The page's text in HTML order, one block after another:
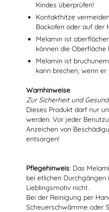
Kindes überprüfen!
Kontakthitze
Backofen oder auf der
Melamin ist
können die Oberfläche
Melamin ist
kann brechen, wenn
Warnhinweise
Zur Sicherheit und
Dieses Produkt darf nur
werden. Vor jeder
Anzeichen von
entsorgen!
Pflegehinweis: Das
bei etlichen Durchgängen
Lieblingsmotiv nicht.
Bei der Reinigung per
Scheuerschwämme oder